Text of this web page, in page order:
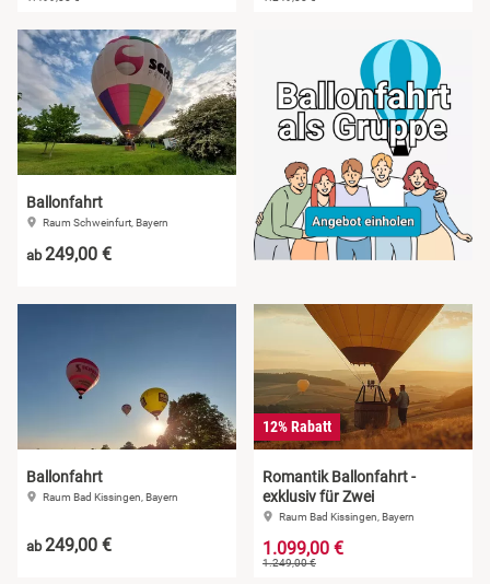
Ballonfahrt
Raum Schweinfurt, Bayern
ab249,00 €
Ballonfahrt
Raum Bad Kissingen, Bayern
ab249,00 €
12% Rabatt
Romantik Ballonfahrt -
exklusiv für Zwei
Raum Bad Kissingen, Bayern
1.099,00 €
1.249,00 €
Thüringen
Ruhrgebiet
Sächsische Schweiz
Schwäbische Alb